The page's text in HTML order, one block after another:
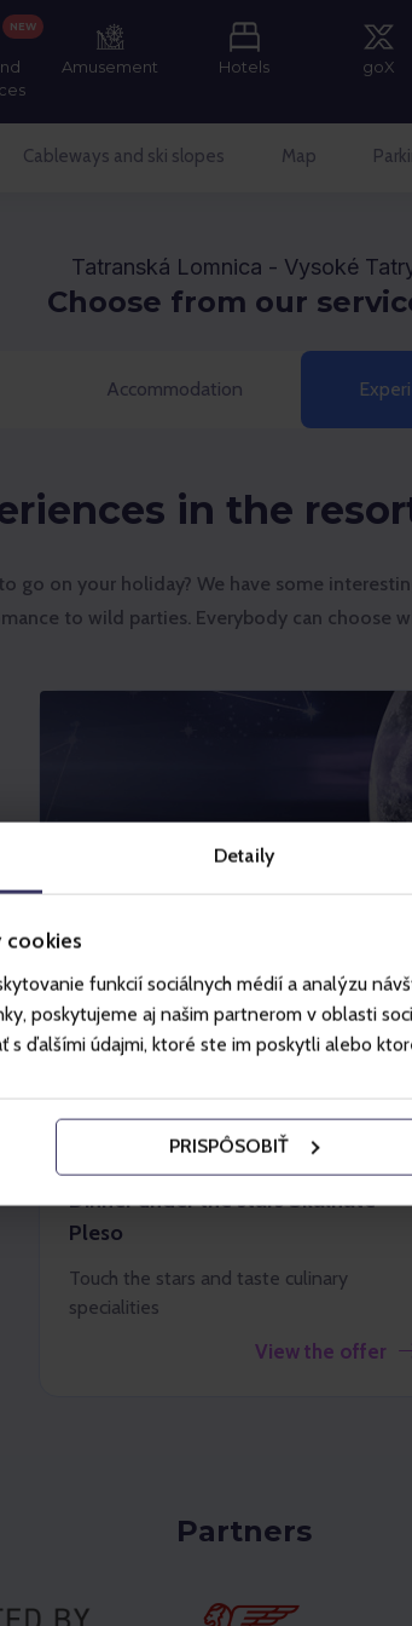
Detaily
cookies
funkcií sociálnych médií a analýzu
poskytujeme aj našim partnerom v oblasti
s ďalšími údajmi, ktoré ste im poskytli alebo
PRISPÔSOBIŤ
NEW
Amusement Hotels goX
Cableways and ski slopes Map
Tatranská Lomnica - Vysoké
Choose from our
Accommodation
in the
go on your holiday? We have some
to wild parties. Everybody can choose
TATRANSKÁ LOMNICA - VYSOKÉ TATRY
Dinner under the stars Skalnaté
Pleso
Touch the stars and taste culinary
specialities
View the offer
Partners